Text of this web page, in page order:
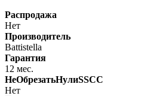
Распродажа
Нет
Производитель
Battistella
Гарантия
12 мес.
НеОбрезатьНулиSSCC
Нет